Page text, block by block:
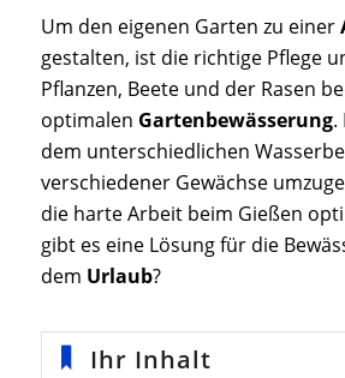
Um den eigenen Garten zu einer
gestalten, ist die richtige Pflege
Pflanzen, Beete und der Rasen
optimalen Gartenbewässerung.
dem unterschiedlichen
verschiedener Gewächse
die harte Arbeit beim Gießen
gibt es eine Lösung für die
dem Urlaub?
Ihr Inhalt